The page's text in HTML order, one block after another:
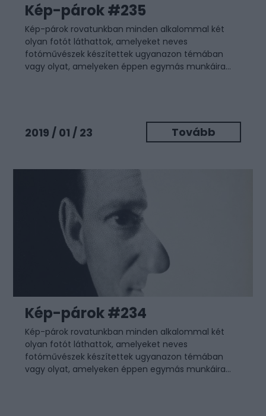
Kép-párok #235
Kép-párok rovatunkban minden alkalommal két
olyan fotót láthattok, amelyeket neves
fotóművészek készítettek ugyanazon témában
vagy olyat, amelyeken éppen egymás munkáira...
2019 / 01 / 23 Tovább
Kép-párok #234
Kép-párok rovatunkban minden alkalommal két
olyan fotót láthattok, amelyeket neves
fotóművészek készítettek ugyanazon témában
vagy olyat, amelyeken éppen egymás munkáira...